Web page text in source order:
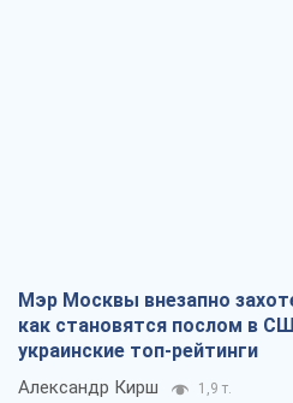
Мэр Москвы внезапно
как становятся послом в
украинские топ-рейтинги
Александр Кирш 1,9 т.